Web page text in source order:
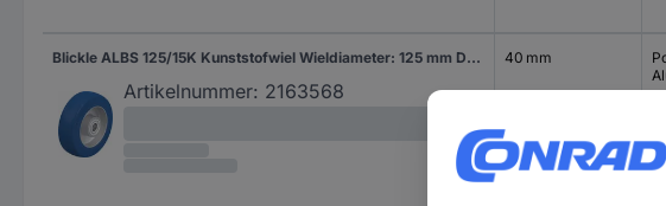
Blickle ALBS 125/15K Kunststofwiel Wieldiameter: 125 mm Draagvermogen (max.): 370 kg 1 stuk(s)
Artikelnummer: 2163568
40 mm